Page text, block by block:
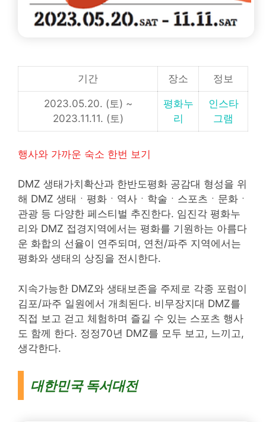
기간 장소 정보
2023.05.20. (토) ~
2023.11.11. (토)
평화누
리
인스타
그램
행사와 가까운 숙소 한번 보기
DMZ 생태가치확산과 한반도평화 공감대 형성을 위
해 DMZ 생태ㆍ평화ㆍ역사ㆍ학술ㆍ스포츠ㆍ문화ㆍ
관광 등 다양한 페스티벌 추진한다. 임진각 평화누
리와 DMZ 접경지역에서는 평화를 기원하는 아름다
운 화합의 선율이 연주되며, 연천/파주 지역에서는
평화와 생태의 상징을 전시한다.
지속가능한 DMZ와 생태보존을 주제로 각종 포럼이
김포/파주 일원에서 개최된다. 비무장지대 DMZ를
직접 보고 걷고 체험하며 즐길 수 있는 스포츠 행사
도 함께 한다. 정정70년 DMZ를 모두 보고, 느끼고,
생각한다.
대한민국 독서대전